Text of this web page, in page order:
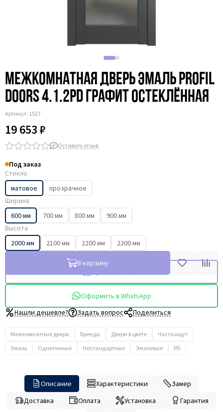
Межкомнатная дверь эмаль Profil
Doors 4.1.2PD графит остеклённая
Артикул: 1527
19 653 ₽
Оставить отзыв
Под заказ
Стекло
матовое
прозрачное
Ширина
600 мм
700 мм 800 мм
900 мм
Высота
2000 мм
2100 мм 2200 мм 2300 мм
В корзину
Оформить в WhatsApp
Нашли дешевле?
Задать вопрос Поделиться
Межкомнатные двери Бренды Двери в цвете
Часто ищут
Эмаль
Однотонные Нестандартные Эмалевые PD
Описание Характеристики
Замер
Доставка
Оплата Установка
Гарантия